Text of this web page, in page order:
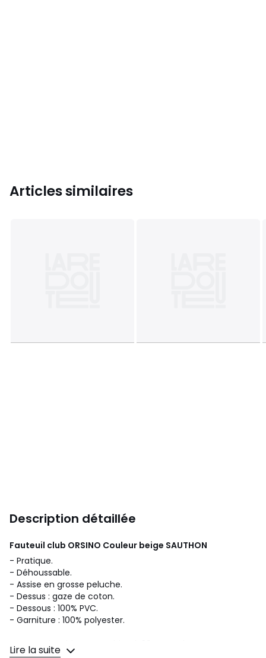
Articles similaires
Description détaillée
Fauteuil club ORSINO Couleur beige SAUTHON
- Pratique.
- Déhoussable.
- Assise en grosse peluche.
- Dessus : gaze de coton.
- Dessous : 100% PVC.
- Garniture : 100% polyester.
- Housse lavable en machine à 30°C maximum.
- Ne pas utiliser deau de javel.
Lire la suite